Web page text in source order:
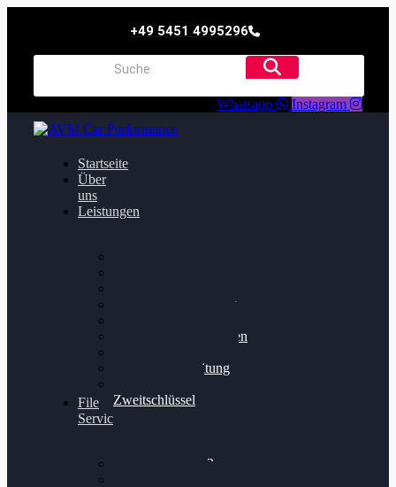
+49 5451 4995296
Whatsapp Instagram
Startseite
Über
uns
Leistungen
Getriebeoptimierung
Bremsscheiben planen
Felgenaufbereitung
Zweitschlüssel
File
Service
Alientech Kess3